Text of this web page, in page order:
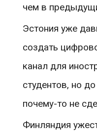
чем в
Эстония уже
создать
канал для
студентов, но
почему-то не
Финляндия